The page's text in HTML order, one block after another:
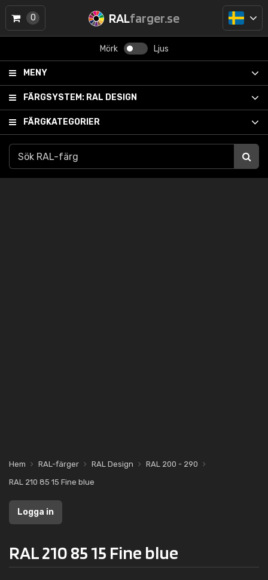
RALfarger.se
Mörk Ljus
MENY
FÄRGSYSTEM: RAL DESIGN
FÄRGKATEGORIER
0
Hem RAL-färger RAL Design
RAL 200 - 290
RAL 210 85 15 Fine blue
Logga in
RAL 210 85 15 Fine blue